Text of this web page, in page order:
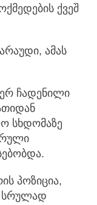
ქვეშ
ამას
ჩადენილი
სხდომაზე
პოზიცია,
სრულად